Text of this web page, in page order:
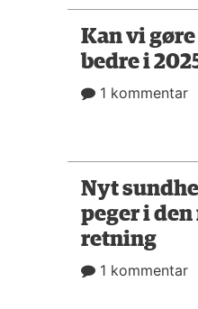
Kan vi
bedre i
1 kommentar
Nyt
peger i
retning
1 kommentar